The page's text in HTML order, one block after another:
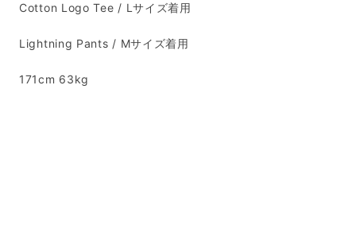
Cotton Logo Tee / Lサイズ着用
Lightning Pants / Mサイズ着用
171cm 63kg